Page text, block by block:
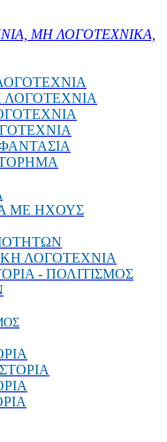
ΜΗ ΛΟΓΟΤΕΧΝΙΚΑ,
ΜΕ ΗΧΟΥΣ
ΛΟΓΟΤΕΧΝΙΑ
- ΠΟΛΙΤΙΣΜΟΣ